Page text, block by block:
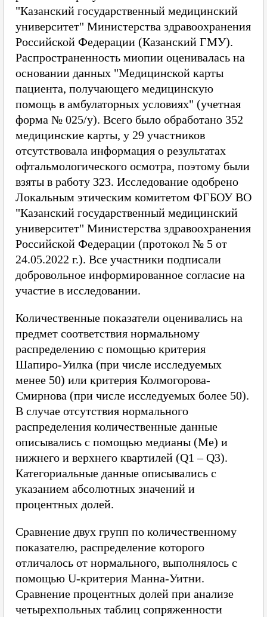
"Казанский государственный медицинский
университет" Министерства здравоохранения
Российской Федерации (Казанский ГМУ).
Распространенность миопии оценивалась на
основании данных "Медицинской карты
пациента, получающего медицинскую
помощь в амбулаторных условиях" (учетная
форма № 025/у). Всего было обработано 352
медицинские карты, у 29 участников
отсутствовала информация о результатах
офтальмологического осмотра, поэтому были
взяты в работу 323. Исследование одобрено
Локальным этическим комитетом ФГБОУ ВО
"Казанский государственный медицинский
университет" Министерства здравоохранения
Российской Федерации (протокол № 5 от
24.05.2022 г.). Все участники подписали
добровольное информированное согласие на
участие в исследовании.
Количественные показатели оценивались на
предмет соответствия нормальному
распределению с помощью критерия
Шапиро-Уилка (при числе исследуемых
менее 50) или критерия Колмогорова-
Смирнова (при числе исследуемых более 50).
В случае отсутствия нормального
распределения количественные данные
описывались с помощью медианы (Me) и
нижнего и верхнего квартилей (Q1 – Q3).
Категориальные данные описывались с
указанием абсолютных значений и
процентных долей.
Сравнение двух групп по количественному
показателю, распределение которого
отличалось от нормального, выполнялось с
помощью U-критерия Манна-Уитни.
Сравнение процентных долей при анализе
четырехпольных таблиц сопряженности